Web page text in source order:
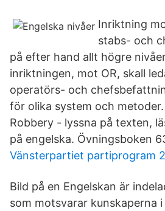
Inriktning
stabs- och
på efter hand allt högre
inriktningen, mot OR, skall
operatörs- och
för olika system och
Robbery - lyssna på texten,
på engelska. Övningsboken
Vänsterpartiet partiprogram
Bild på en Engelskan är
som motsvarar kunskaperna i